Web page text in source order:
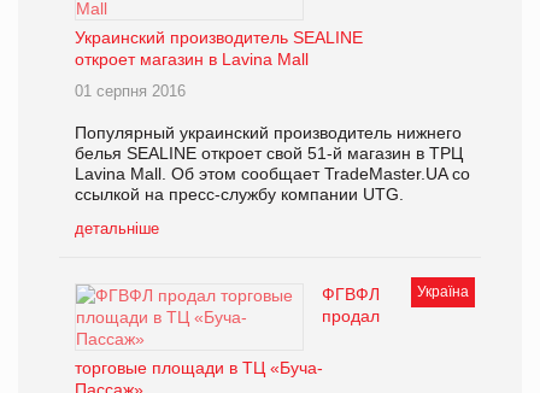
Украинский производитель SEALINE
откроет магазин в Lavina Mall
01 серпня 2016
Популярный украинский производитель нижнего
белья SEALINE откроет свой 51-й магазин в ТРЦ
Lavina Mall. Об этом сообщает TradeMaster.UA со
ссылкой на пресс-службу компании UTG.
детальніше
Україна
ФГВФЛ
продал
торговые площади в ТЦ «Буча-
Пассаж»